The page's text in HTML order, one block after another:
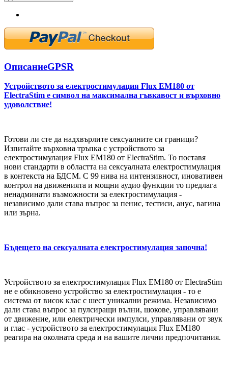
ОписаниеGPSR
Устройството за електростимулация Flux EM180 от
ElectraStim е символ на максимална гъвкавост и върховно
удоволствие!
Готови ли сте да надхвърлите сексуалните си граници?
Изпитайте върховна тръпка с устройството за
електростимулация Flux EM180 от ElectraStim. То поставя
нови стандарти в областта на сексуалната електростимулация
в контекста на БДСМ. С 99 нива на интензивност, иновативен
контрол на движенията и мощни аудио функции то предлага
ненадминати възможности за електростимулация -
независимо дали става въпрос за пенис, тестиси, анус, вагина
или зърна.
Бъдещето на сексуалната електростимулация започна!
Устройството за електростимулация Flux EM180 от ElectraStim
не е обикновено устройство за електростимулация - то е
система от висок клас с шест уникални режима. Независимо
дали става въпрос за пулсиращи вълни, шокове, управлявани
от движение, или електрически импулси, управлявани от звук
и глас - устройството за електростимулация Flux EM180
реагира на околната среда и на вашите лични предпочитания.